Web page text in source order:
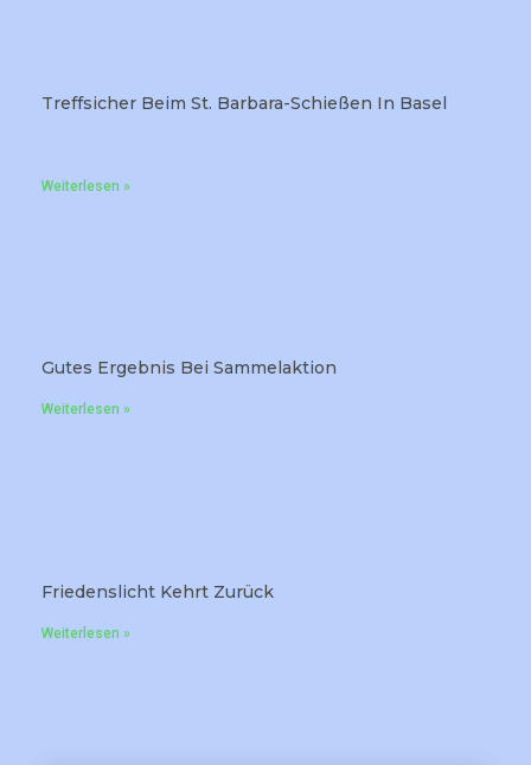
Treffsicher Beim St. Barbara-Schießen In Basel
Weiterlesen »
Gutes Ergebnis Bei Sammelaktion
Weiterlesen »
Friedenslicht Kehrt Zurück
Weiterlesen »